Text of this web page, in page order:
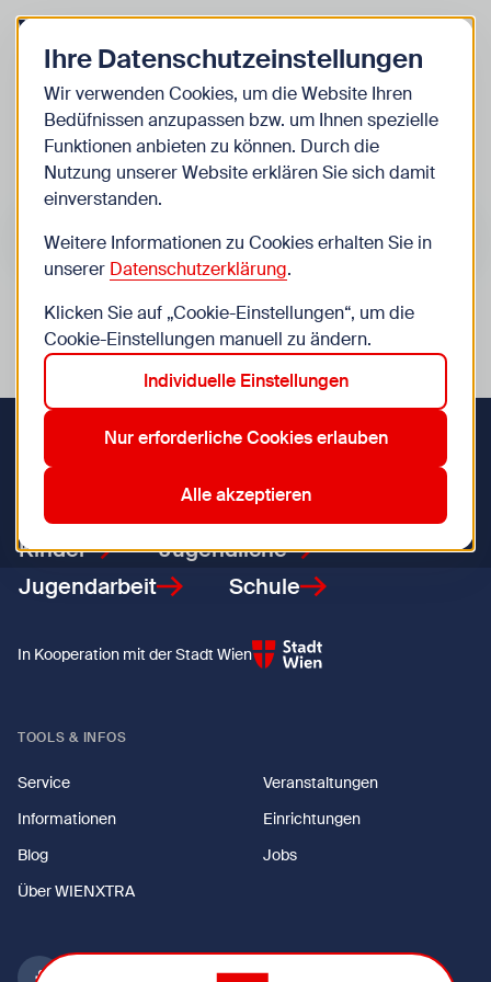
Zurück zur Startseite Zum
Kinder
Veranstaltungen
Suche im Bereich “Kinder”
Suchen
Veranstaltungen in Wien im Bereich “Kinder”
Aktive Filter: 7. Neubau Zurücksetzen
Zurück zur Startseite
Kinder
Jugendliche
Jugendarbeit
Schule
In Kooperation mit der Stadt Wien
TOOLS & INFOS
Service
Veranstaltungen
Informationen
Einrichtungen
Blog
Jobs
Über WIENXTRA
Ihre Datenschutzeinstellungen
Wir verwenden Cookies, um die Website Ihren
Bedüfnissen anzupassen bzw. um Ihnen spezielle
Funktionen anbieten zu können. Durch die
Nutzung unserer Website erklären Sie sich damit
einverstanden.
Weitere Informationen zu Cookies erhalten Sie in
unserer Datenschutzerklärung.
Klicken Sie auf „Cookie-Einstellungen“, um die
Cookie-Einstellungen manuell zu ändern.
Individuelle Einstellungen
Nur erforderliche Cookies erlauben
Alle akzeptieren